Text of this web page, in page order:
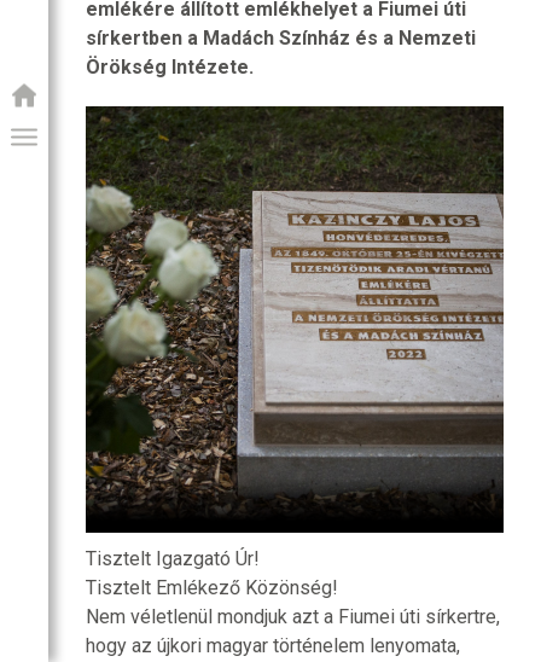
PROGRAM
emlékére állított emlékhelyet a Fiumei úti
sírkertben a Madách Színház és a Nemzeti
Örökség Intézete.
Tisztelt Igazgató Úr!
Tisztelt Emlékező Közönség!
Nem véletlenül mondjuk azt a Fiumei úti sírkertre,
hogy az újkori magyar történelem lenyomata,